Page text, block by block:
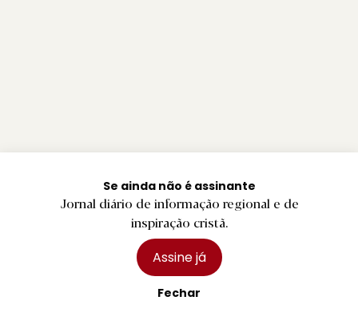
Se ainda não é assinante
Jornal diário de informação regional e de
inspiração cristã.
Assine já
Fechar